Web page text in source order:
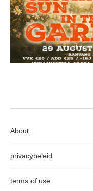
About
privacybeleid
terms of use